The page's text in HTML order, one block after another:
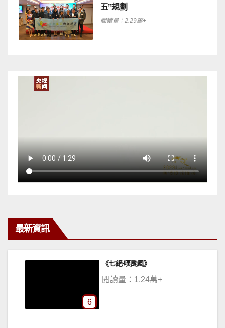
五”規劃
閱讀量：2.29萬+
最新資訊
6
《七絕·嘆颱風》
閱讀量：1.24萬+